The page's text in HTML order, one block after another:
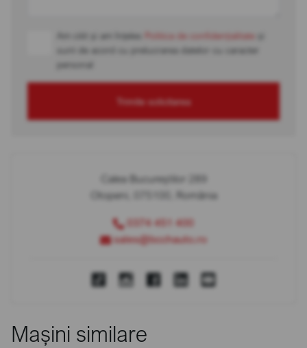
Am citit și am înțeles Politica de confidențialitate
sunt de acord cu prelucrarea datelor cu caracter
personal
Trimite solicitarea
Calea Bucureștilor 289
Otopeni, 075100, România
0374 451 400
sales@bcchauto.ro
Mașini similare